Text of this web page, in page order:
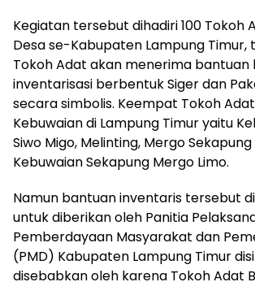
Kegiatan tersebut dihadiri 100 Tokoh
Desa se-Kabupaten Lampung
Tokoh Adat akan menerima
inventarisasi berbentuk Siger dan
secara simbolis. Keempat Tokoh
Kebuwaian di Lampung Timur yaitu
Siwo Migo, Melinting, Mergo
Kebuwaian Sekapung Mergo Limo.
Namun bantuan inventaris tersebut
untuk diberikan oleh Panitia
Pemberdayaan Masyarakat dan
(PMD) Kabupaten Lampung Timur
disebabkan oleh karena Tokoh Adat